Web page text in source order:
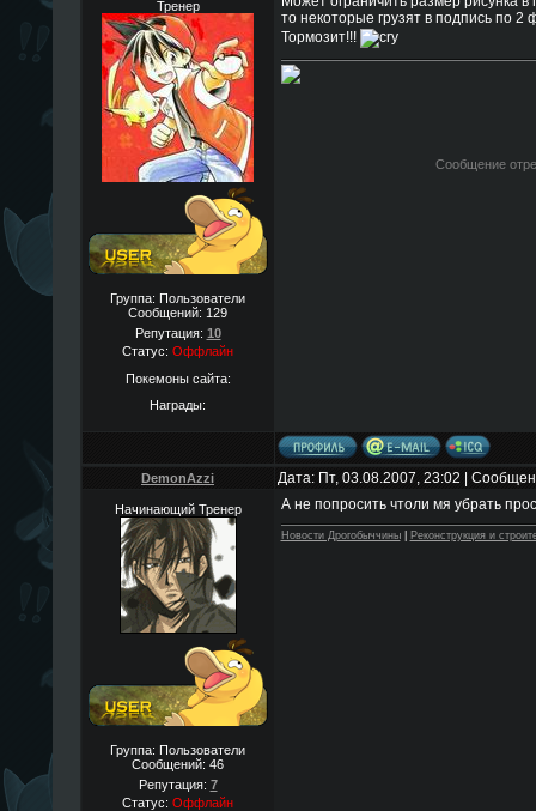
Тренер
Группа: Пользователи
Сообщений: 129
Репутация: 10
Статус: Оффлайн
Покемоны сайта:
Награды:
то некоторые грузят в подпись по 2
Тормозит!!!
Сообщение
DemonAzzi Дата: Пт, 03.08.2007, 23:02 |
Начинающий Тренер
Группа: Пользователи
Сообщений: 46
Репутация: 7
Статус: Оффлайн
А не попросить чтоли мя убрать
Новости Дрогобыччины| Реконструкция и